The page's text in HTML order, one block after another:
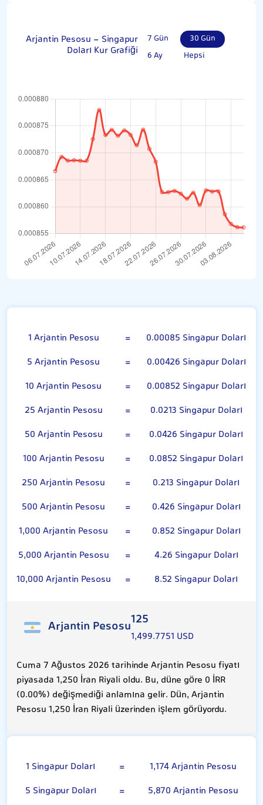
Arjantin Pesosu - Singapur
Doları Kur Grafiği
7 Gün
30 Gün
6 Ay
Hepsi
1 Arjantin Pesosu =
0.00085 Singapur Doları
5 Arjantin Pesosu
=
0.00426 Singapur Doları
10 Arjantin Pesosu
=
0.00852 Singapur Doları
25 Arjantin Pesosu
=
0.0213 Singapur Doları
50 Arjantin Pesosu
=
0.0426 Singapur Doları
100 Arjantin Pesosu
=
0.0852 Singapur Doları
250 Arjantin Pesosu
=
0.213 Singapur Doları
500 Arjantin Pesosu
=
0.426 Singapur Doları
1,000 Arjantin Pesosu
=
0.852 Singapur Doları
5,000 Arjantin Pesosu
=
4.26 Singapur Doları
10,000 Arjantin Pesosu
= 8.52 Singapur Doları
Arjantin Pesosu125
1,499.7751 USD
Cuma 7 Ağustos 2026 tarihinde Arjantin Pesosu fiyatı
piyasada 1,250 İran Riyali oldu. Bu, düne göre 0 İRR
(0.00%) değişmediği anlamına gelir. Dün, Arjantin
Pesosu 1,250 İran Riyali üzerinden işlem görüyordu.
1 Singapur Doları =
1,174 Arjantin Pesosu
5 Singapur Doları
= 5,870 Arjantin Pesosu